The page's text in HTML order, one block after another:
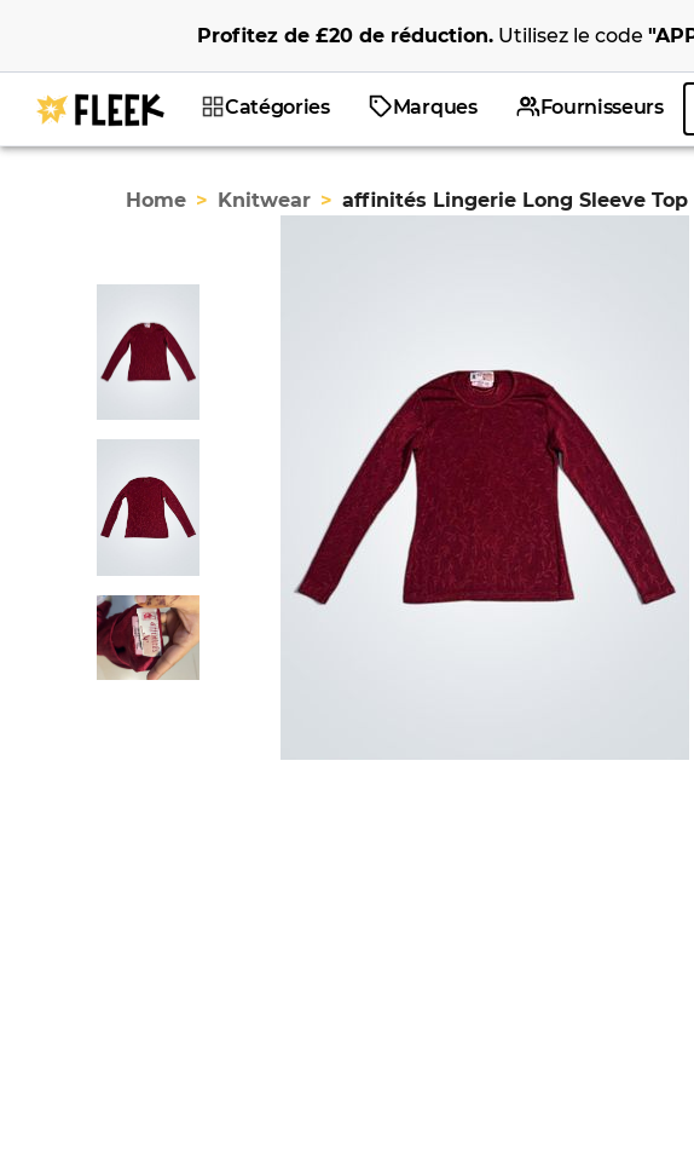
Profitez de £20de réduction. Utilisez le code "
Catégories Marques Fournisseurs
Home > Knitwear > affinités Lingerie Long Sleeve Top